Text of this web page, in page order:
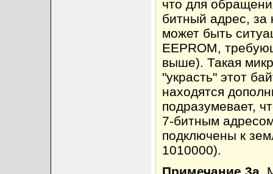
что для
битный адрес, за
может быть
EEPROM,
выше). Такая
"украсть" этот
находятся
подразумевает,
7-битным
подключены к
1010000).
Примечание 3a.